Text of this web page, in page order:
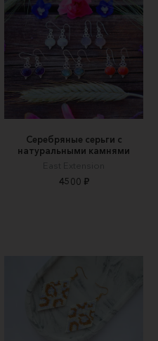
Серебряные серьги с
натуральными камнями
East Extension
4500 ₽